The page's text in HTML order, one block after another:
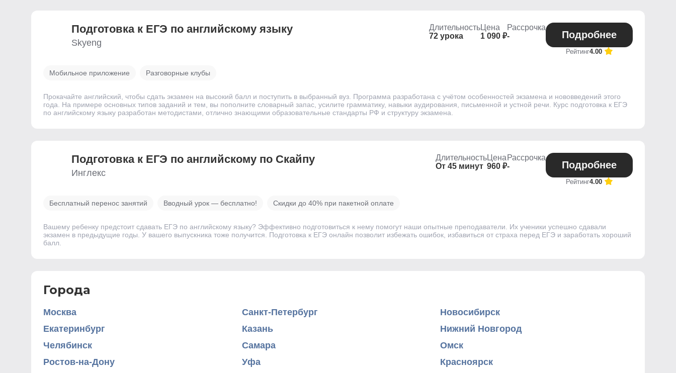
Подготовка к ЕГЭ по английскому языку
Skyeng
Длительность
72 урока
Цена
1 090 ₽
Рассрочка
-
Подробнее
Рейтинг4.00
Мобильное приложение Разговорные клубы
Прокачайте английский, чтобы сдать экзамен на высокий балл и поступить в выбранный вуз. Программа разработана с учётом особенностей экзамена и нововведений этого
года. На примере основных типов заданий и тем, вы пополните словарный запас, усилите грамматику, навыки аудирования, письменной и устной речи. Курс подготовка к ЕГЭ
по английскому языку разработан методистами, отлично знающими образовательные стандарты РФ и структуру экзамена.
Подготовка к ЕГЭ по английскому по Скайпу
Инглекс
Длительность
От 45 минут
Цена
960 ₽
Рассрочка
-
Подробнее
Рейтинг4.00
Бесплатный перенос занятий Вводный урок — бесплатно! Скидки до 40% при пакетной оплате
Вашему ребенку предстоит сдавать ЕГЭ по английскому языку? Эффективно подготовиться к нему помогут наши опытные преподаватели. Их ученики успешно сдавали
экзамен в предыдущие годы. У вашего выпускника тоже получится. Подготовка к ЕГЭ онлайн позволит избежать ошибок, избавиться от страха перед ЕГЭ и заработать хороший
балл.
Города
Москва Санкт-Петербург
Новосибирск
Екатеринбург
Казань
Нижний Новгород
Челябинск
Самара
Омск
Ростов-на-Дону
Уфа
Красноярск